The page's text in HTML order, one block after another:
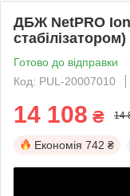
ДБЖ NetPRO Ion
стабілізатором)
Готово до відправки
Код: PUL-20007010
14 108 ₴ 14
Економія 742 ₴